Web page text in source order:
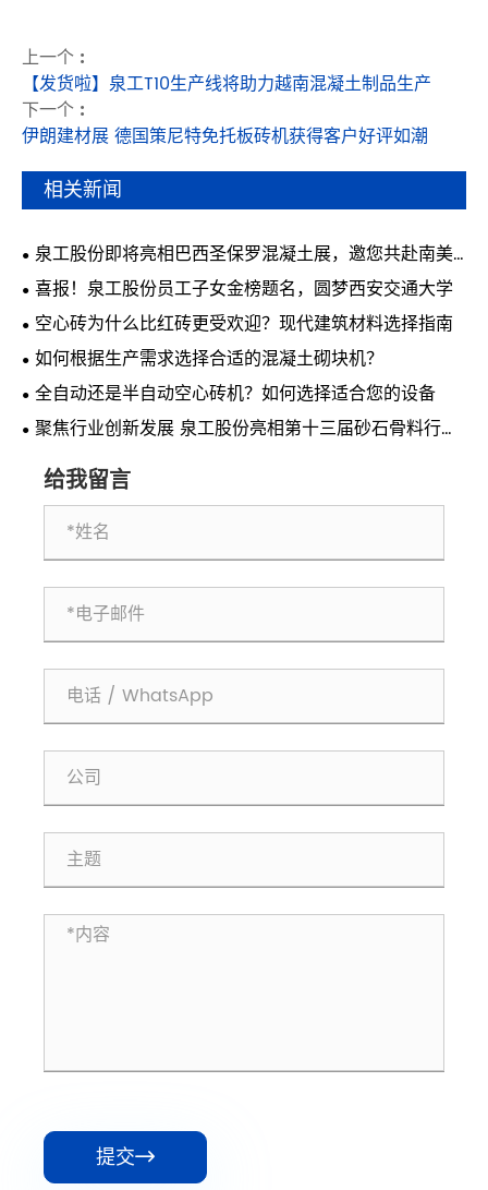
上一个 :
【发货啦】泉工T10生产线将助力越南混凝土制品生产
下一个 :
伊朗建材展 德国策尼特免托板砖机获得客户好评如潮
相关新闻
泉工股份即将亮相巴西圣保罗混凝土展，邀您共赴南美
行业盛会
喜报！泉工股份员工子女金榜题名，圆梦西安交通大学
空心砖为什么比红砖更受欢迎？现代建筑材料选择指南
如何根据生产需求选择合适的混凝土砌块机？
全自动还是半自动空心砖机？如何选择适合您的设备
聚焦行业创新发展 泉工股份亮相第十三届砂石骨料行业
给我留言
提交